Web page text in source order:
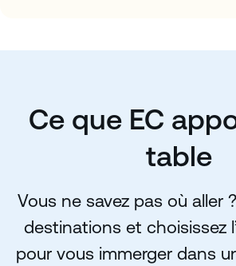
Ce que EC
table
Vous ne savez pas où aller
destinations et choisissez
pour vous immerger dans